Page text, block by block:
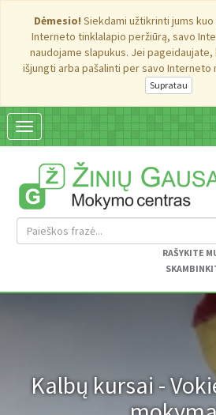
Dėmesio! Siekdami užtikrinti jums
Interneto tinklalapio peržiūrą, savo
naudojame slapukus. Jei
išjungti arba pašalinti per savo Interneto
Suskleisti
navigaciją
RAŠYKITE
Kalbų kursai -